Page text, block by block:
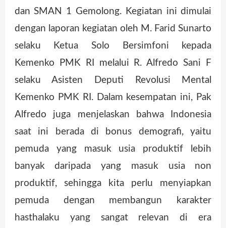
dan SMAN 1 Gemolong. Kegiatan ini dimulai
dengan laporan kegiatan oleh M. Farid Sunarto
selaku Ketua Solo Bersimfoni kepada
Kemenko PMK RI melalui R. Alfredo Sani F
selaku Asisten Deputi Revolusi Mental
Kemenko PMK RI. Dalam kesempatan ini, Pak
Alfredo juga menjelaskan bahwa Indonesia
saat ini berada di bonus demografi, yaitu
pemuda yang masuk usia produktif lebih
banyak daripada yang masuk usia non
produktif, sehingga kita perlu menyiapkan
pemuda dengan membangun karakter
hasthalaku yang sangat relevan di era